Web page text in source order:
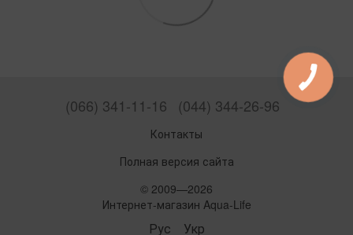
(066) 341-11-16 (044) 344-26-96
Контакты
Полная версия сайта
© 2009—2026
Интернет-магазин Aqua-Life
Рус Укр